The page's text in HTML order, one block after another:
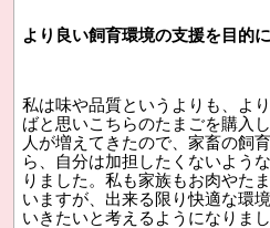
より良い飼育環境の支援を目的
私は味や品質というよりも、よ
ばと思いこちらのたまごを購入
人が増えてきたので、家畜の飼
ら、自分は加担したくないよう
りました。私も家族もお肉やた
いますが、出来る限り快適な環
いきたいと考えるようになりまし